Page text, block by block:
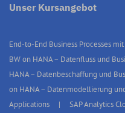
Unser Kursangebot
End-to-End Business Processes
BW on HANA – Datenfluss und
HANA – Datenbeschaffung und
on HANA – Datenmodellierung
Applications
SAP Analytics